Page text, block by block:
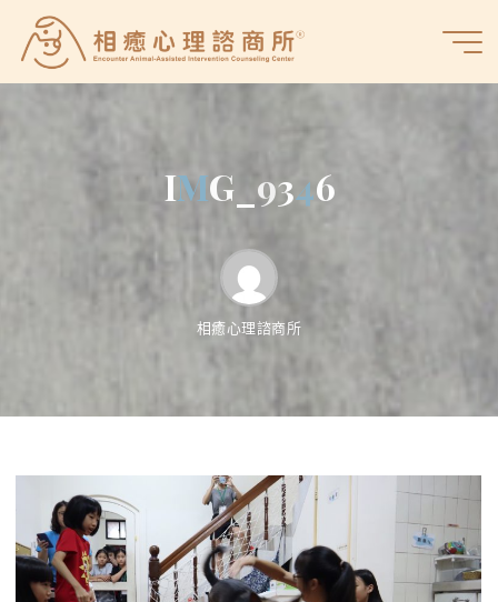
content
癒
商
所
IM
MG_9346
相癒心理諮商所